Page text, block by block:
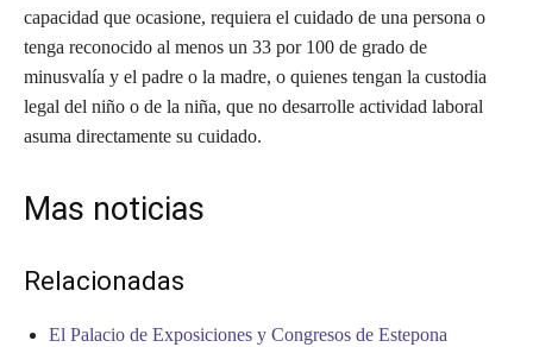
capacidad que ocasione, requiera el cuidado de una persona o
tenga reconocido al menos un 33 por 100 de grado de
minusvalía y el padre o la madre, o quienes tengan la custodia
legal del niño o de la niña, que no desarrolle actividad laboral
asuma directamente su cuidado.
Mas noticias
Relacionadas
El Palacio de Exposiciones y Congresos de Estepona